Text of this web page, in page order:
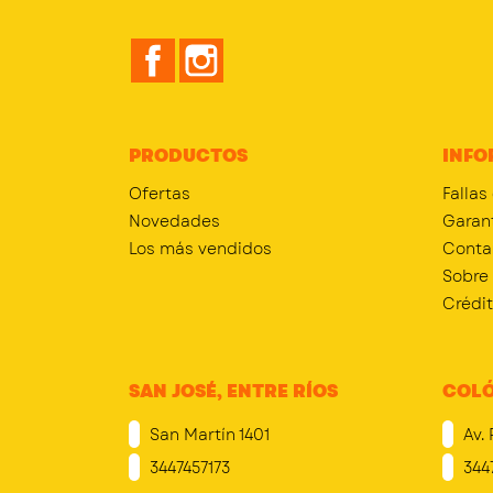
Facebook
PRODUCTOS
Ofertas
Novedades
Los más vendidos
SAN JOSÉ, ENTRE RÍOS
San Martín 1401
3447457173
Av.